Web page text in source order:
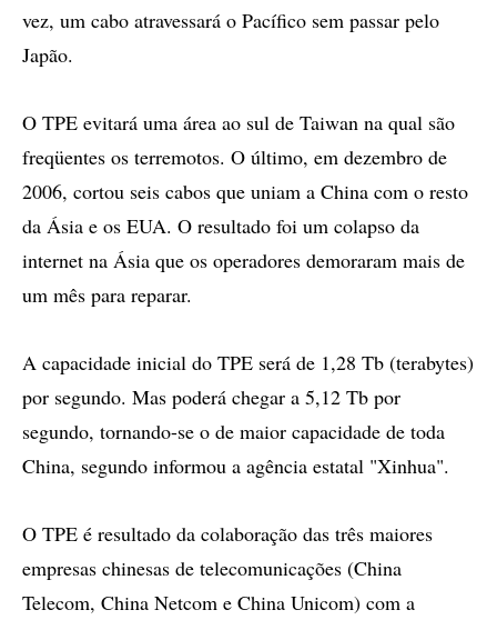
vez, um cabo atravessará o Pacífico sem passar pelo
Japão.
O TPE evitará uma área ao sul de Taiwan na qual são
freqüentes os terremotos. O último, em dezembro de
2006, cortou seis cabos que uniam a China com o resto
da Ásia e os EUA. O resultado foi um colapso da
internet na Ásia que os operadores demoraram mais de
um mês para reparar.
A capacidade inicial do TPE será de 1,28 Tb (terabytes)
por segundo. Mas poderá chegar a 5,12 Tb por
segundo, tornando-se o de maior capacidade de toda
China, segundo informou a agência estatal "Xinhua".
O TPE é resultado da colaboração das três maiores
empresas chinesas de telecomunicações (China
Telecom, China Netcom e China Unicom) com a